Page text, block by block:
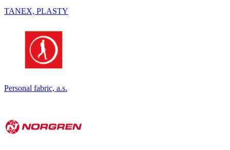
TANEX, PLASTY
Personal fabric, a.s.